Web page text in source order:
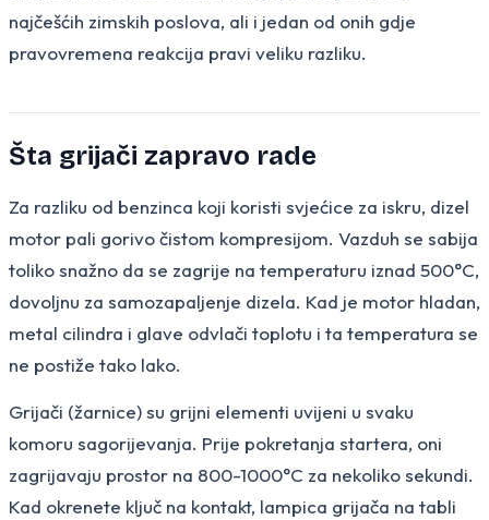
najčešćih zimskih poslova, ali i jedan od onih gdje
pravovremena reakcija pravi veliku razliku.
Šta grijači zapravo rade
Za razliku od benzinca koji koristi svjećice za iskru, dizel
motor pali gorivo čistom kompresijom. Vazduh se sabija
toliko snažno da se zagrije na temperaturu iznad 500°C,
dovoljnu za samozapaljenje dizela. Kad je motor hladan,
metal cilindra i glave odvlači toplotu i ta temperatura se
ne postiže tako lako.
Grijači (žarnice) su grijni elementi uvijeni u svaku
komoru sagorijevanja. Prije pokretanja startera, oni
zagrijavaju prostor na 800-1000°C za nekoliko sekundi.
Kad okrenete ključ na kontakt, lampica grijača na tabli